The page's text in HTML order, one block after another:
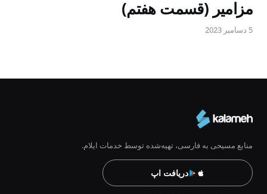
مزامیر (قسمت هفتم)
5 دسامبر 2023
منابع مسیحی به فارسی، تهیه‌شده توسط خدمات ایلام.
دریافت اپ